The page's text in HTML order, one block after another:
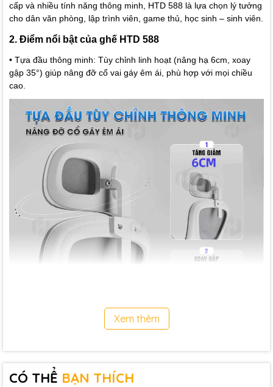
cấp và nhiều tính năng thông minh, HTD 588 là lựa chọn lý tưởng
cho dân văn phòng, lập trình viên, game thủ, học sinh – sinh viên.
2. Điểm nổi bật của ghế HTD 588
• Tựa đầu thông minh: Tùy chỉnh linh hoạt (nâng hạ 6cm, xoay
gập 35°) giúp nâng đỡ cổ vai gáy êm ái, phù hợp với mọi chiều
cao.
• Tay vịn 90° linh hoạt: Dễ dàng gập gọn giúp tiết không gian hoặc
hạ xuống để nâng đỡ cánh tay tối ưu khi làm việc và thư giãn.
Xem thêm
CÓ THỂ BẠN THÍCH